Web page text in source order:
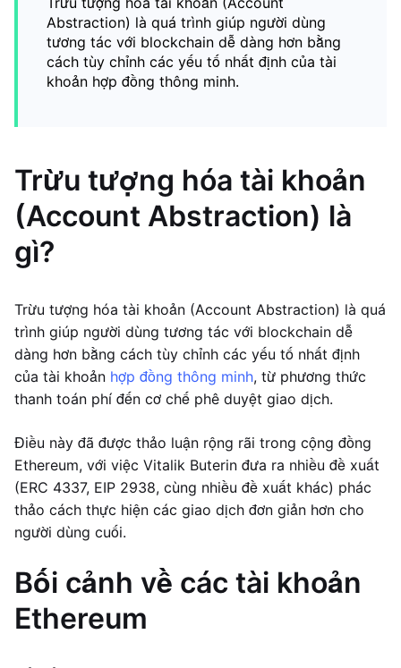
Abstraction) là quá trình giúp người dùng
tương tác với blockchain dễ dàng hơn bằng
cách tùy chỉnh các yếu tố nhất định của tài
khoản hợp đồng thông minh.
Trừu tượng hóa tài khoản
(Account Abstraction) là
gì?
Trừu tượng hóa tài khoản (Account Abstraction) là quá
trình giúp người dùng tương tác với blockchain dễ
dàng hơn bằng cách tùy chỉnh các yếu tố nhất định
của tài khoản hợp đồng thông minh, từ phương thức
thanh toán phí đến cơ chế phê duyệt giao dịch.
Điều này đã được thảo luận rộng rãi trong cộng đồng
Ethereum, với việc Vitalik Buterin đưa ra nhiều đề xuất
(ERC 4337, EIP 2938, cùng nhiều đề xuất khác) phác
thảo cách thực hiện các giao dịch đơn giản hơn cho
người dùng cuối.
Bối cảnh về các tài khoản
Ethereum